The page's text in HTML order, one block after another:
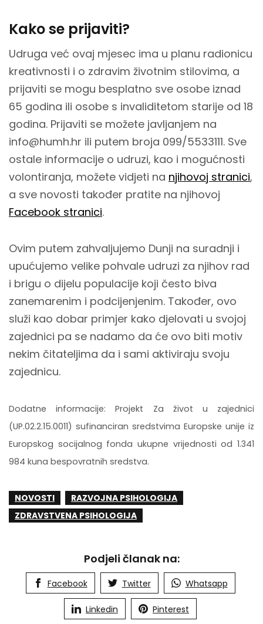
Kako se prijaviti?
Udruga već ovaj mjesec ima u planu radionicu
kreativnosti i o zdravim životnim stilovima, a
prijaviti se mogu besplatno sve osobe iznad
65 godina ili osobe s invaliditetom starije od 18
godina. Prijaviti se možete javljanjem na
info@humh.hr ili putem broja 099/5533111. Sve
ostale informacije o udruzi, kao i mogućnosti
volontiranja, možete vidjeti na njihovoj stranici,
a sve novosti također pratite na njihovoj
Facebook stranici.
Ovim putem zahvaljujemo Dunji na suradnji i
upućujemo velike pohvale udruzi za njihov rad
i brigu o dijelu populacije koji često biva
zanemarenim i podcijenjenim. Također, ovo
služi kao dobar primjer kako djelovati u svojoj
zajednici pa se nadamo da će ovo biti motiv
nekim čitateljima da i sami aktiviraju svoju
zajednicu.
Dodatne informacije: Projekt Za život u zajednici
(UP.02.2.15.0011) sufinanciran sredstvima Europske unije iz
Europskog socijalnog fonda ukupne vrijednosti od 1.341
984 kuna bespovratnih sredstva.
NOVOSTI
RAZVOJNA PSIHOLOGIJA
ZDRAVSTVENA PSIHOLOGIJA
Podjeli članak na:
Facebook Twitter Whatsapp
Linkedin Pinterest